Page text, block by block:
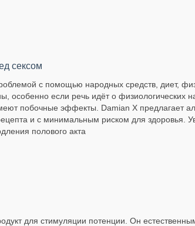
сексом
с помощью народных средств, диет,
особенно если речь идёт о физиологических
побочные эффекты. Damian X предлагает
и с минимальным риском для здоровья.
полового акта
для стимуляции потенции. Он